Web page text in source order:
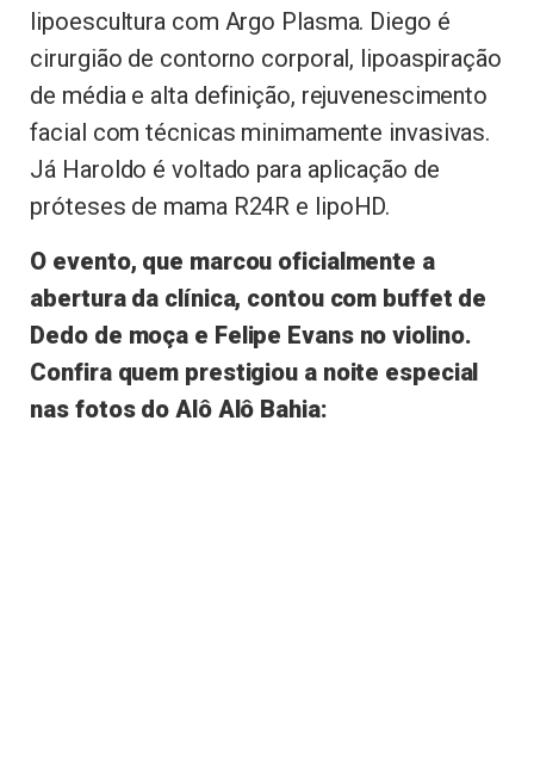
lipoescultura com Argo Plasma. Diego é
cirurgião de contorno corporal, lipoaspiração
de média e alta definição, rejuvenescimento
facial com técnicas minimamente invasivas.
Já Haroldo é voltado para aplicação de
próteses de mama R24R e lipoHD.
O evento, que marcou oficialmente a
abertura da clínica, contou com buffet de
Dedo de moça e Felipe Evans no violino.
Confira quem prestigiou a noite especial
nas fotos do Alô Alô Bahia: